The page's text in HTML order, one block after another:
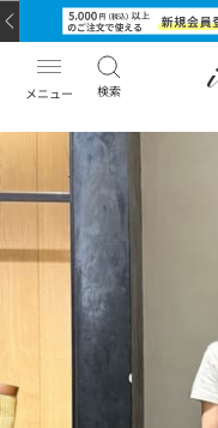
メニュー 検索